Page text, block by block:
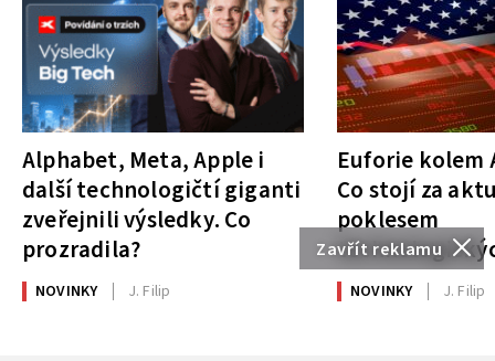
Zavřít reklamu
Alphabet, Meta, Apple i
další technologičtí giganti
zveřejnili výsledky. Co
prozradila?
NOVINKY J. Filip
Euforie kolem
Co stojí za
poklesem
NOVINKY J. Filip